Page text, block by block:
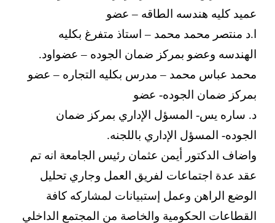
عميد كليه هندسه الطاقه – عضو
ا.د منتصر محمد محمد – استاذ متفرغ بكليه
الهندسه وعضو بمركز ضمان الجوده – عضواود.
محمد عباس محمد – مدرس بكليه التجاره – عضو
بمركز ضمان الجوده- عضو
د. ساره يس- المسؤل الإداري بمركز ضمان
الجوده- المسؤل الإداري باللجنه.
واضاف الدكتور أيمن عثمان رئيس الجامعة انه تم
عقد عدة اجتماعات لفريق العمل وجاري تحليل
الوضع الراهن وعمل إستبيانات لمشاركه كافة
القطاعات الحكومية والخاصة من المجتمع الداخلي